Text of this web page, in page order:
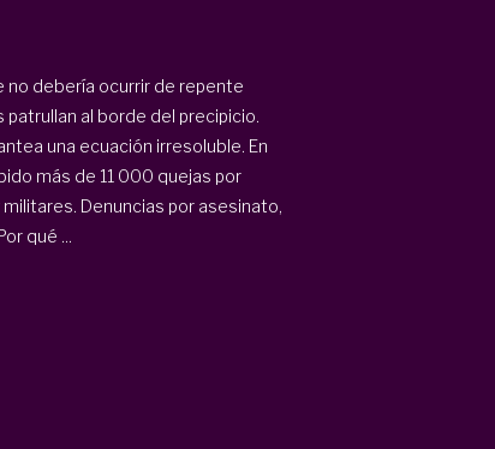
no debería ocurrir de repente
al borde del precipicio.
una ecuación irresoluble. En
más de 11 000 quejas por
Denuncias por asesinato,
qué ...